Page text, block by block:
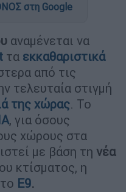
στη Google
αναμένεται να
τα εκκαθαριστικά
από τις
τελευταία στιγμή
της χώρας. Το
, για όσους
χώρους στα
με βάση τη νέα
κτίσματος, η
Ε9.